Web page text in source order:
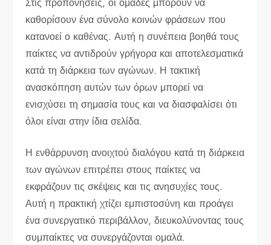
καθορίσουν ένα σύνολο κοινών φράσεων που
κατανοεί ο καθένας. Αυτή η συνέπεια βοηθά τους
παίκτες να αντιδρούν γρήγορα και αποτελεσματικά
κατά τη διάρκεια των αγώνων. Η τακτική
ανασκόπηση αυτών των όρων μπορεί να
ενισχύσει τη σημασία τους και να διασφαλίσει ότι
όλοι είναι στην ίδια σελίδα.
Η ενθάρρυνση ανοιχτού διαλόγου κατά τη διάρκεια
των αγώνων επιτρέπει στους παίκτες να
εκφράζουν τις σκέψεις και τις ανησυχίες τους.
Αυτή η πρακτική χτίζει εμπιστοσύνη και προάγει
ένα συνεργατικό περιβάλλον, διευκολύνοντας τους
συμπαίκτες να συνεργάζονται ομαλά.